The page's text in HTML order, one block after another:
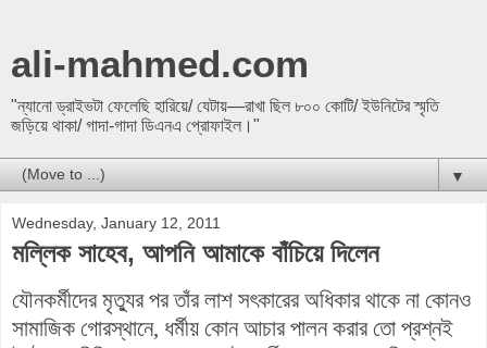
ali-mahmed.com
"ন্যানো ড্রাইভটা ফেলেছি হারিয়ে/ যেটায়—রাখা ছিল ৮০০ কোটি/ ইউনিটের স্মৃতি
জড়িয়ে থাকা/ গাদা-গাদা ডিএনএ প্রোফাইল।"
▼
Wednesday, January 12, 2011
মল্লিক সাহেব, আপনি আমাকে বাঁচিয়ে দিলেন
যৌনকর্মীদের মৃত্যুর পর তাঁর লাশ সৎকারের অধিকার থাকে না কোনও
সামাজিক গোরস্থানে, ধর্মীয় কোন আচার পালন করার তো প্রশ্নই